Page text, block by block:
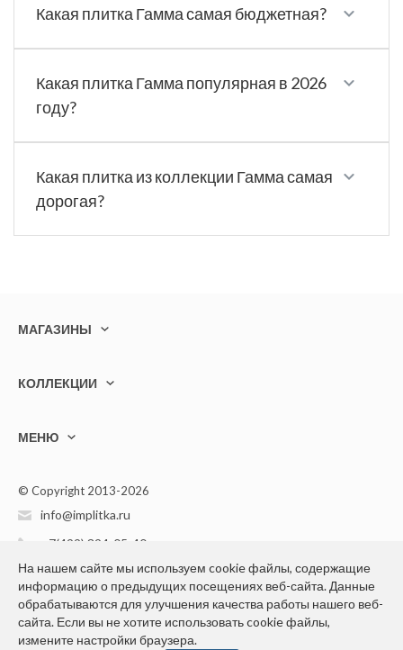
Какая плитка Гамма самая бюджетная?
Какая плитка Гамма популярная в 2026
году?
Какая плитка из коллекции Гамма самая
дорогая?
МАГАЗИНЫ
КОЛЛЕКЦИИ
МЕНЮ
© Copyright 2013-2026
info@implitka.ru
+7(499) 394-05-40
Конфиденциальность персональной информации
На нашем сайте мы используем cookie файлы, содержащие
информацию о предыдущих посещениях веб-сайта. Данные
обрабатываются для улучшения качества работы нашего веб-
сайта. Если вы не хотите использовать cookie файлы,
измените настройки браузера.